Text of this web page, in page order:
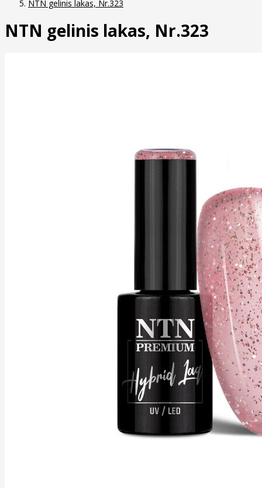
NTN gelinis lakas, Nr.323
NTN gelinis lakas, Nr.323